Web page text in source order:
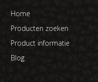
Home
Producten zoeken
Product informatie
Blog